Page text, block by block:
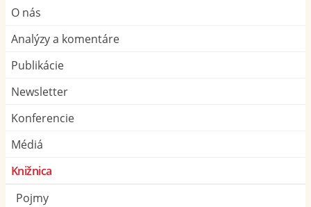
O nás
Analýzy a komentáre
Publikácie
Newsletter
Konferencie
Médiá
Knižnica
Pojmy